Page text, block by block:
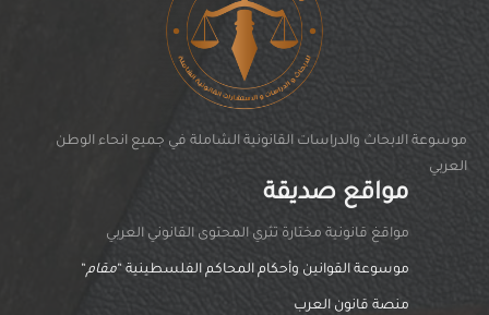
موسوعة الابحاث والدراسات القانونية الشاملة في جميع انحاء الوطن
العربي
مواقع صديقة
مواقغ قانونية مختارة تثري المحتوى القانوني العربي
موسوعة القوانين وأحكام المحاكم الفلسطينية “مقام“
منصة قانون العرب